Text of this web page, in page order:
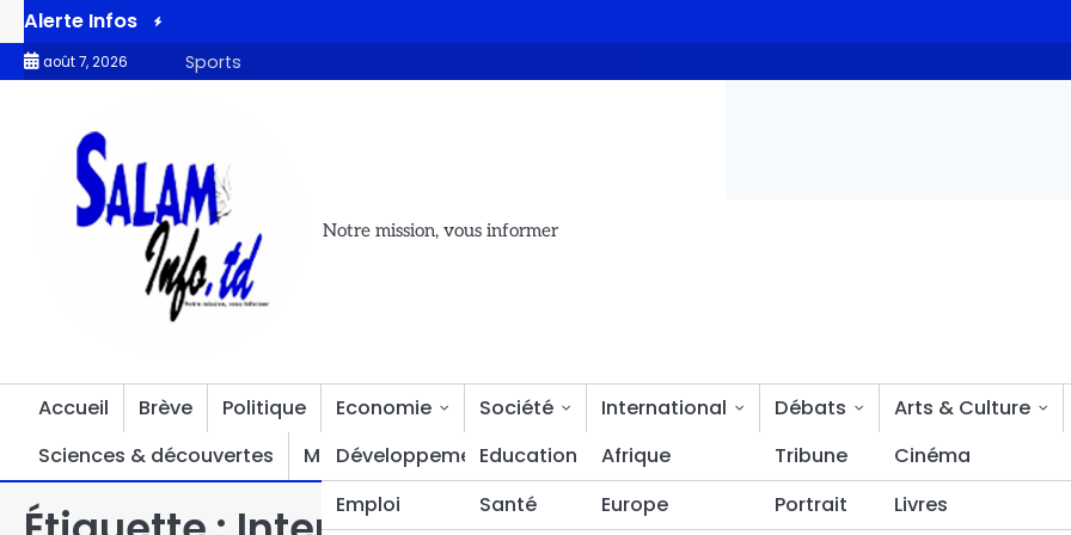
Alerte Infos
soit un taux de couverture de 104,33 % des ménages identifiés
août 7, 2026 Sports
Notre mission, vous informer
Accueil Brève Politique
Economie
Développement
Emploi
Société
Education
Santé
International
Afrique
Europe
Débats
Tribune
Portrait
Arts & Culture
Cinéma
Livres
Sciences & découvertes
Multimédia Divers Bien-être